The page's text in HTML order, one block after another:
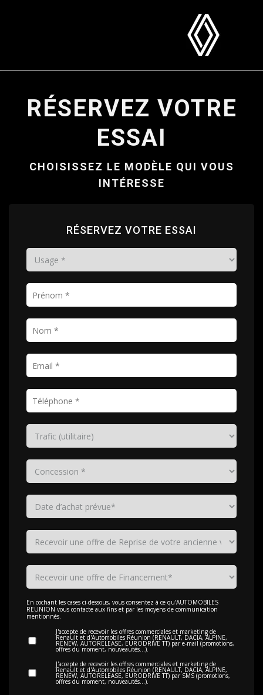
RÉSERVEZ VOTRE
ESSAI
CHOISISSEZ LE MODÈLE QUI VOUS
INTÉRESSE
RÉSERVEZ VOTRE ESSAI
En cochant les cases ci-dessous, vous consentez à ce qu’AUTOMOBILES
REUNION vous contacte aux fins et par les moyens de communication
mentionnés.
J'accepte de recevoir les offres commerciales et marketing de
Renault et d'Automobiles Réunion (RENAULT, DACIA, ALPINE,
RENEW, AUTORELEASE, EURODRIVE TT) par e-mail (promotions,
offres du moment, nouveautés…).
J'accepte de recevoir les offres commerciales et marketing de
Renault et d'Automobiles Réunion (RENAULT, DACIA, ALPINE,
RENEW, AUTORELEASE, EURODRIVE TT) par SMS (promotions,
offres du moment, nouveautés…).